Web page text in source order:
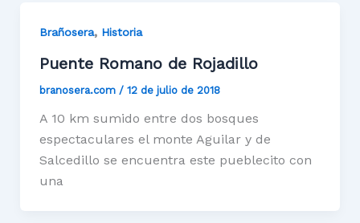
Brañosera, Historia
Puente Romano de Rojadillo
branosera.com / 12 de julio de 2018
A 10 km sumido entre dos bosques
espectaculares el monte Aguilar y de
Salcedillo se encuentra este pueblecito con
una